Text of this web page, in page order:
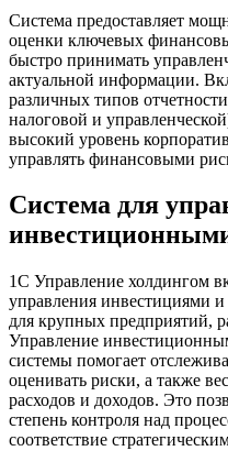
Система предоставляет
оценки ключевых
быстро принимать
актуальной информации.
различных типов
налоговой и
высокий уровень
управлять финансовыми
Система для
1С Управление холдингом
управления инвестициями
для крупных предприятий,
Управление
системы помогает
оценивать риски, а также
расходов и доходов. Это
степень контроля над
соответствие